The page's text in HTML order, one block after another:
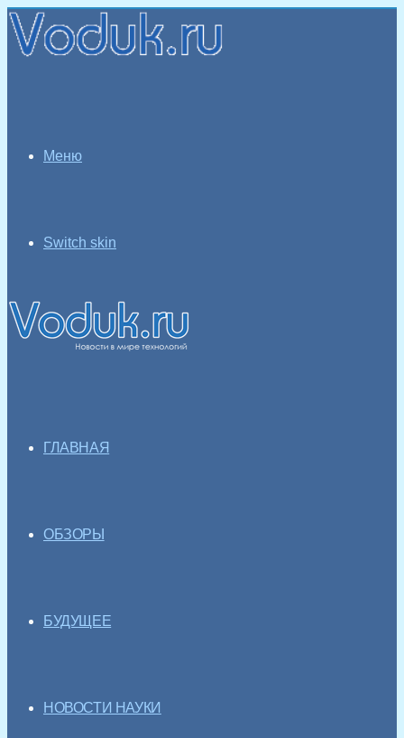
Меню
Switch skin
ГЛАВНАЯ
ОБЗОРЫ
БУДУЩЕЕ
НОВОСТИ НАУКИ